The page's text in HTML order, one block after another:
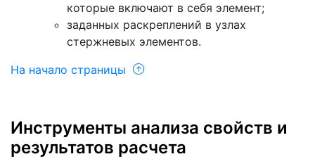
которые включают в себя элемент;
заданных раскреплений в узлах
стержневых элементов.
На начало страницы
Инструменты анализа свойств и
результатов расчета